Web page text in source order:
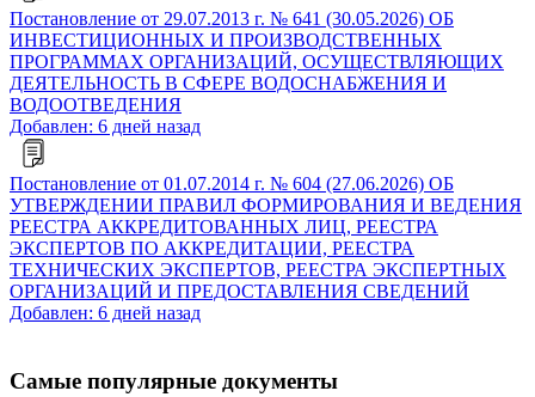
Постановление от 29.07.2013 г. № 641 (30.05.2026) ОБ
ИНВЕСТИЦИОННЫХ И ПРОИЗВОДСТВЕННЫХ
ПРОГРАММАХ ОРГАНИЗАЦИЙ, ОСУЩЕСТВЛЯЮЩИХ
ДЕЯТЕЛЬНОСТЬ В СФЕРЕ ВОДОСНАБЖЕНИЯ И
ВОДООТВЕДЕНИЯ
Добавлен: 6 дней назад
Постановление от 01.07.2014 г. № 604 (27.06.2026) ОБ
УТВЕРЖДЕНИИ ПРАВИЛ ФОРМИРОВАНИЯ И ВЕДЕНИЯ
РЕЕСТРА АККРЕДИТОВАННЫХ ЛИЦ, РЕЕСТРА
ЭКСПЕРТОВ ПО АККРЕДИТАЦИИ, РЕЕСТРА
ТЕХНИЧЕСКИХ ЭКСПЕРТОВ, РЕЕСТРА ЭКСПЕРТНЫХ
ОРГАНИЗАЦИЙ И ПРЕДОСТАВЛЕНИЯ СВЕДЕНИЙ
Добавлен: 6 дней назад
Самые популярные документы